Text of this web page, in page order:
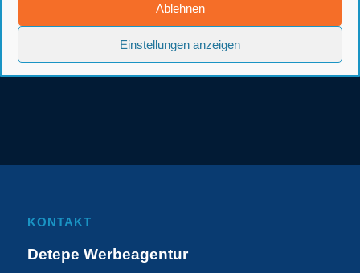
Ablehnen
Einstellungen anzeigen
KONTAKT
Detepe Werbeagentur